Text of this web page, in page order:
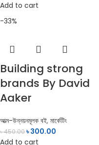
Add to cart
-33%
Building strong
brands By David
Aaker
আত্ম-উন্নয়নমূলক বই, মার্কেটিং
৳450.00৳300.00
Add to cart